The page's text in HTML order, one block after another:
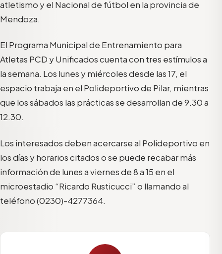
atletismo y el Nacional de fútbol en la provincia de
Mendoza.
El Programa Municipal de Entrenamiento para
Atletas PCD y Unificados cuenta con tres estímulos a
la semana. Los lunes y miércoles desde las 17, el
espacio trabaja en el Polideportivo de Pilar, mientras
que los sábados las prácticas se desarrollan de 9.30 a
12.30.
Los interesados deben acercarse al Polideportivo en
los días y horarios citados o se puede recabar más
información de lunes a viernes de 8 a 15 en el
microestadio “Ricardo Rusticucci” o llamando al
teléfono (0230)-4277364.